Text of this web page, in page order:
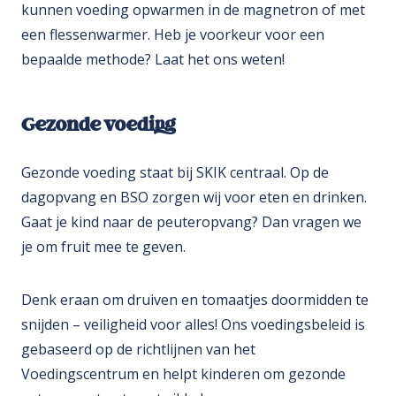
kunnen voeding opwarmen in de magnetron of met
een flessenwarmer. Heb je voorkeur voor een
bepaalde methode? Laat het ons weten!
Gezonde voeding
Gezonde voeding staat bij SKIK centraal. Op de
dagopvang en BSO zorgen wij voor eten en drinken.
Gaat je kind naar de peuteropvang? Dan vragen we
je om fruit mee te geven.
Denk eraan om druiven en tomaatjes doormidden te
snijden – veiligheid voor alles! Ons voedingsbeleid is
gebaseerd op de richtlijnen van het
Voedingscentrum en helpt kinderen om gezonde